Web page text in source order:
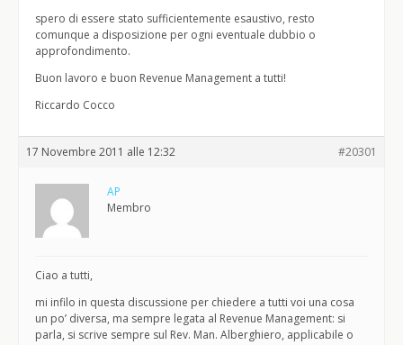
spero di essere stato sufficientemente esaustivo, resto
comunque a disposizione per ogni eventuale dubbio o
approfondimento.
Buon lavoro e buon Revenue Management a tutti!
Riccardo Cocco
17 Novembre 2011 alle 12:32 #20301
AP
Membro
Ciao a tutti,
mi infilo in questa discussione per chiedere a tutti voi una cosa
un po’ diversa, ma sempre legata al Revenue Management: si
parla, si scrive sempre sul Rev. Man. Alberghiero, applicabile o